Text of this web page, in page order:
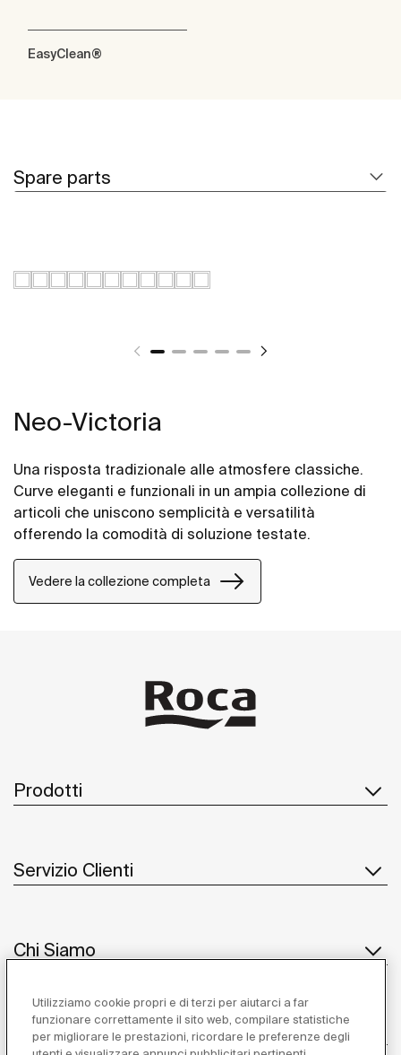
EasyClean®
Spare parts
Neo-Victoria
Una risposta tradizionale alle atmosfere classiche.
Curve eleganti e funzionali in un ampia collezione di
articoli che uniscono semplicità e versatilità
offerendo la comodità di soluzione testate.
Vedere la collezione completa
Prodotti
Servizio Clienti
Chi Siamo
Ispirazione
Utilizziamo cookie propri e di terzi per aiutarci a far
funzionare correttamente il sito web, compilare statistiche
per migliorare le prestazioni, ricordare le preferenze degli